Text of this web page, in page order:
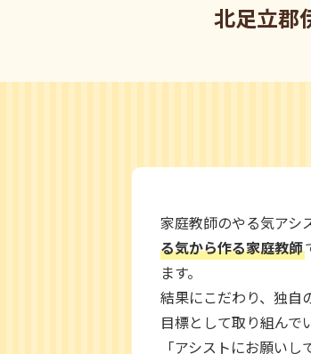
北足立郡
家庭教師のやる気アシ
る気から作る家庭教師
ます。
結果にこだわり、独自
目標として取り組んで
「アシストにお願い